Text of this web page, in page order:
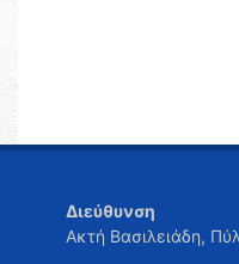
Διεύθυνση
Ακτή Βασιλειάδη,